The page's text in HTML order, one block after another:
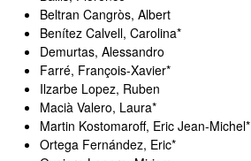
Beltran Cangròs, Albert
Benítez Calvell, Carolina*
Demurtas, Alessandro
Farré, François-Xavier*
Ilzarbe Lopez, Ruben
Macià Valero, Laura*
Martin Kostomaroff, Eric Jean-Michel*
Ortega Fernández, Eric*